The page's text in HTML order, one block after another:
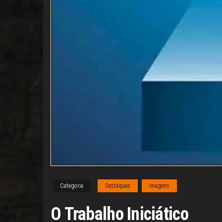
Categoria Destaques Imagens
O Trabalho Iniciático